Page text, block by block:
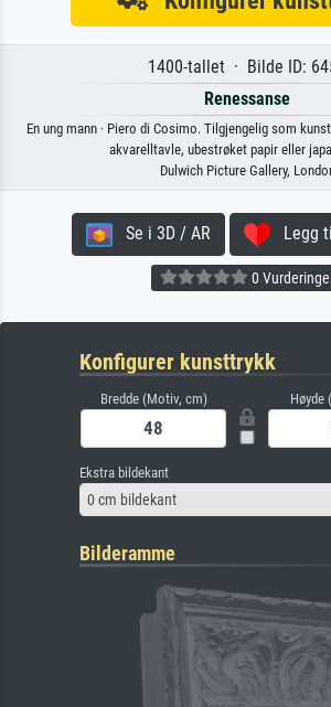
1400-tallet · Bilde ID:
Renessanse
En ung mann · Piero di Cosimo. Tilgjengelig som
akvarelltavle, ubestrøket papir eller
Dulwich Picture Gallery,
Se i 3D / AR Legg
0
Konfigurer kunsttrykk
Bredde (Motiv, cm) Høyde
Ekstra bildekant
0 cm bildekant
Bilderamme